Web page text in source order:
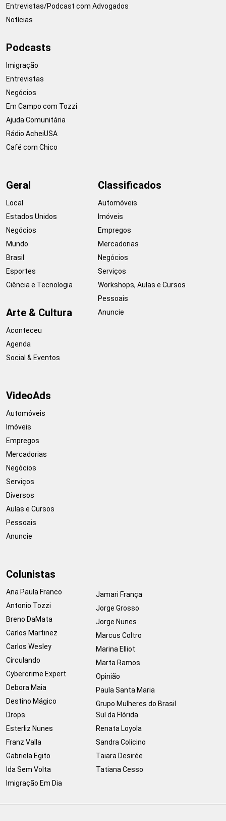
Entrevistas/Podcast com Advogados
Notícias
Podcasts
Imigração
Entrevistas
Negócios
Em Campo com Tozzi
Ajuda Comunitária
Rádio AcheiUSA
Café com Chico
Geral
Local
Estados Unidos
Negócios
Mundo
Brasil
Esportes
Ciência e Tecnologia
Arte & Cultura
Aconteceu
Agenda
Social & Eventos
Classificados
Automóveis
Imóveis
Empregos
Mercadorias
Negócios
Serviços
Workshops, Aulas e Cursos
Pessoais
Anuncie
VideoAds
Automóveis
Imóveis
Empregos
Mercadorias
Negócios
Serviços
Diversos
Aulas e Cursos
Pessoais
Anuncie
Colunistas
Ana Paula Franco
Antonio Tozzi
Breno DaMata
Carlos Martinez
Carlos Wesley
Circulando
Cybercrime Expert
Debora Maia
Destino Mágico
Drops
Esterliz Nunes
Franz Valla
Gabriela Egito
Ida Sem Volta
Imigração Em Dia
Jamari França
Jorge Grosso
Jorge Nunes
Marcus Coltro
Marina Elliot
Marta Ramos
Opinião
Paula Santa Maria
Grupo Mulheres do Brasil
Sul da Flórida
Renata Loyola
Sandra Colicino
Taiara Desirée
Tatiana Cesso